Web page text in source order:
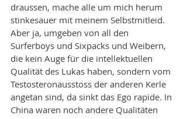
draussen, mache alle um mich herum
stinkesauer mit meinem Selbstmitleid.
Aber ja, umgeben von all den
Surferboys und Sixpacks und Weibern,
die kein Auge für die intellektuellen
Qualität des Lukas haben, sondern vom
Testosteronausstoss der anderen Kerle
angetan sind, da sinkt das Ego rapide. In
China waren noch andere Qualitäten